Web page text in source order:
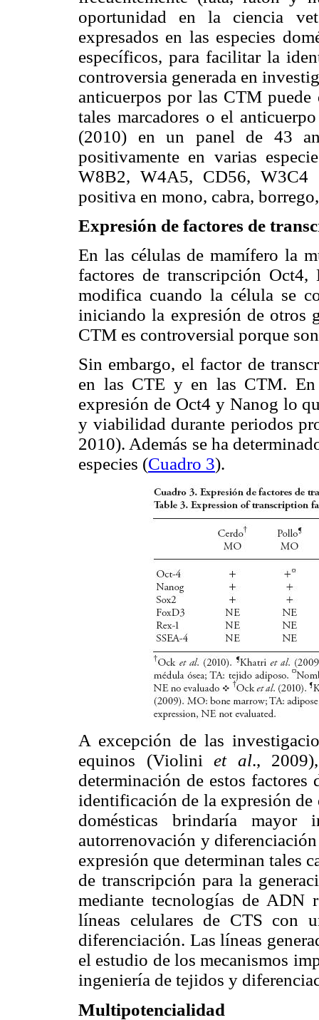
oportunidad en la ciencia
expresados en las especies
específicos, para facilitar la
controversia generada en
anticuerpos por las CTM puede
tales marcadores o el
(2010) en un panel de 43
positivamente en varias
W8B2, W4A5, CD56, W3C4
positiva en mono, cabra,
Expresión de factores de
En las células de mamífero la
factores de transcripción
modifica cuando la célula se
iniciando la expresión de otros
CTM es controversial porque
Sin embargo, el factor de
en las CTE y en las CTM. En
expresión de Oct4 y Nanog lo
y viabilidad durante periodos
2010). Además se ha
especies (Cuadro 3).
A excepción de las
equinos (Violini et al.,
determinación de estos
identificación de la expresión de
domésticas brindaría mayor
autorrenovación y
expresión que determinan tales
de transcripción para la
mediante tecnologías de ADN
líneas celulares de CTS con
diferenciación. Las líneas
el estudio de los mecanismos
ingeniería de tejidos y
Multipotencialidad